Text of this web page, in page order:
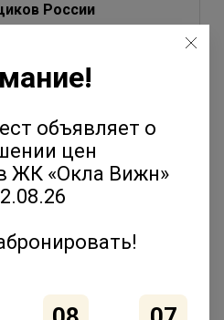
России
на форуме
эволюции соседских
объявляет о
цен
ЖК «Окла Вижн»